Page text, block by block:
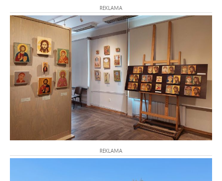
REKLAMA
REKLAMA